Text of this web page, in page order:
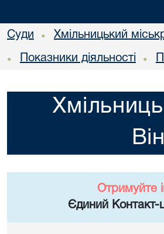
Суди • Хмільницький
• Показники діяльності •
Отримуйте
Єдиний Контакт-